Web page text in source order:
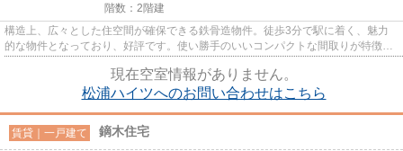
階数：2階建
構造上、広々とした住空間が確保できる鉄骨造物件。徒歩3分で駅に着く、魅力
的な物件となっており、好評です。使い勝手のいいコンパクトな間取りが特徴。
現在空室情報がありません。
松浦ハイツへのお問い合わせはこちら
賃貸｜一戸建て 鏑木住宅